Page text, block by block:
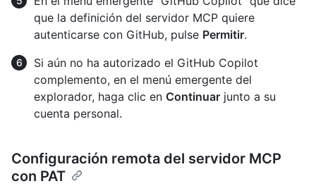
que la definición del servidor MCP quiere
autenticarse con GitHub, pulse Permitir.
Si aún no ha autorizado el GitHub Copilot
complemento, en el menú emergente del
explorador, haga clic en Continuar junto a su
cuenta personal.
Configuración remota del servidor MCP
con PAT